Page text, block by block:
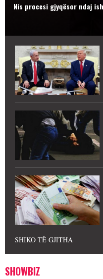
Nis procesi gjyqësor ndaj
SHIKO TË GJITHA
SHOWBIZ